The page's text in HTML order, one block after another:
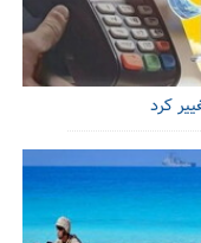
کرد